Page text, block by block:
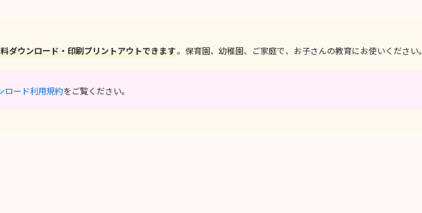
ダウンロード・印刷プリントアウトできます。保育園、幼稚園、ご家庭で、お子さんの教育にお使いください。
ロード利用規約をご覧ください。